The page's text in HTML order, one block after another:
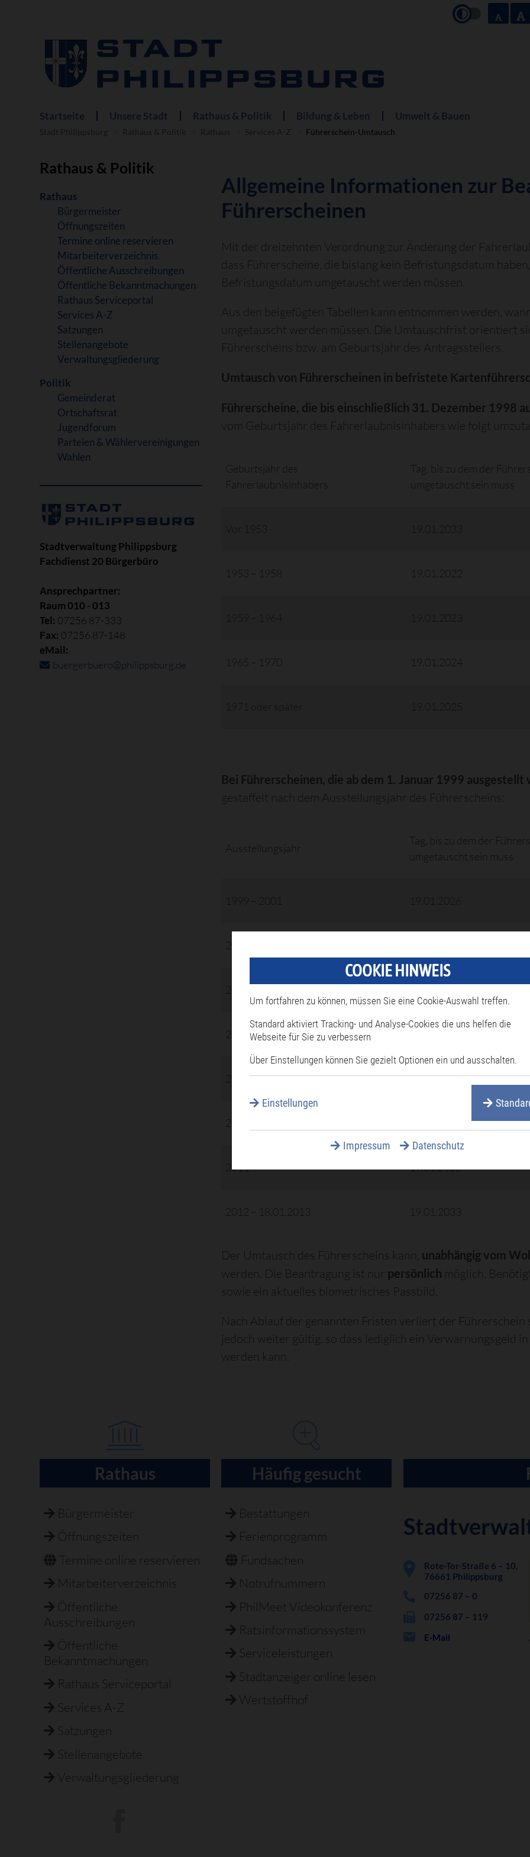
Navigation
überspringen
Startseite Unsere Stadt Rathaus & Politik Bildung & Leben Umwelt & Bauen
Führerschein-Umtausch
Rathaus & Politik
Navigation
überspringen
Rathaus
Bürgermeister
Öffnungszeiten
Termine online reservieren
Mitarbeiterverzeichnis
Öffentliche Ausschreibungen
Öffentliche Bekanntmachungen
Rathaus Serviceportal
Services A-Z
Satzungen
Stellenangebote
Verwaltungsgliederung
Politik
Gemeinderat
Ortschaftsrat
Jugendforum
Parteien & Wählervereinigungen
Wahlen
Stadtverwaltung Philippsburg
Fachdienst 20 Bürgerbüro
Ansprechpartner:
Raum 010 - 013
Tel: 07256 87-333
Fax: 07256 87-148
eMail:
buergerbuero@philippsburg.de
Allgemeine Informationen zur
Führerscheinen
Mit der dreizehnten Verordnung zur Änderung der
dass Führerscheine, die bislang kein Befristungsdatum
Befristungsdatum umgetauscht werden müssen.
Aus den beigefügten Tabellen kann entnommen werden,
umgetauscht werden müssen. Die Umtauschfrist orientiert
Führerscheins bzw. am Geburtsjahr des Antragsstellers.
Umtausch von Führerscheinen in befristete
Führerscheine, die bis einschließlich 31. Dezember 1998
vom Geburtsjahr des Fahrerlaubnisinhabers wie folgt
Geburtsjahr des
Fahrerlaubnisinhabers
Tag, bis zu dem der
umgetauscht sein muss
1953 – 1958 19.01.2022
1965 – 1970 19.01.2024
Bei Führerscheinen, die ab dem 1. Januar 1999 ausgestellt
gestaffelt nach dem Ausstellungsjahr des Führerscheins:
Ausstellungsjahr
Tag, bis zu dem der
umgetauscht sein muss
2002 – 2004
2008
19.01.2030
2010
2011 19.01.2032
2012 – 18.01.2013 19.01.2033
Der Umtausch des Führerscheins kann, unabhängig vom
werden. Die Beantragung ist nur persönlich möglich.
sowie ein aktuelles biometrisches Passbild.
Nach Ablauf der genannten Fristen verliert der
jedoch weiter gültig, so dass lediglich ein Verwarnungsgeld
werden kann.
Rathaus
Bürgermeister
Öffnungszeiten
Termine online reservieren
Mitarbeiterverzeichnis
Öffentliche
Ausschreibungen
Öffentliche
Bekanntmachungen
Rathaus Serviceportal
Services A-Z
Satzungen
Stellenangebote
Verwaltungsgliederung
Häufig gesucht
Bestattungen
Ferienprogramm
Fundsachen
Notrufnummern
PhilMeet Videokonferenz
Ratsinformationssystem
Serviceleistungen
Stadtanzeiger online lesen
Wertstoffhof
Rote-Tor-Straße 6 – 10,
76661 Philippsburg
07256 87 – 0
07256 87 – 119
E-Mail
COOKIE HINWEIS
Um fortfahren zu können, müssen Sie eine Cookie-Auswahl treffen.
Standard aktiviert Tracking- und Analyse-Cookies die uns helfen die
Webseite für Sie zu verbessern
Über Einstellungen können Sie gezielt Optionen ein und ausschalten.
Einstellungen
Impressum Datenschutz